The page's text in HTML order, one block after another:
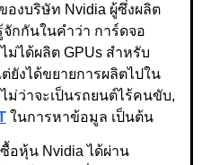
องบริษัท Nvidia ผู้ซึ่งผลิต
กกันในคำว่า การ์ดจอ
ม่ได้ผลิต GPUs สำหรับ
ยังได้ขยายการผลิตไปใน
ม่ว่าจะเป็นรถยนต์ไร้คนขับ,
ในการหาข้อมูล เป็นต้น
อหุ้น Nvidia ได้ผ่าน